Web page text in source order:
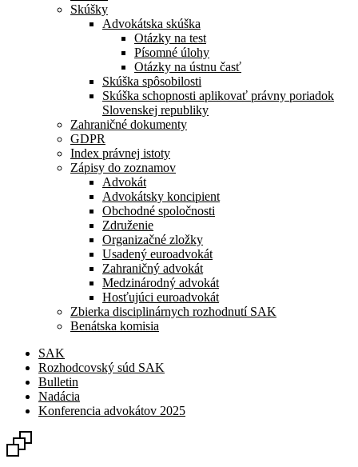
Skúšky
Advokátska skúška
Otázky na test
Písomné úlohy
Otázky na ústnu časť
Skúška spôsobilosti
Skúška schopnosti aplikovať právny poriadok
Slovenskej republiky
Zahraničné dokumenty
GDPR
Index právnej istoty
Zápisy do zoznamov
Advokát
Advokátsky koncipient
Obchodné spoločnosti
Združenie
Organizačné zložky
Usadený euroadvokát
Zahraničný advokát
Medzinárodný advokát
Hosťujúci euroadvokát
Zbierka disciplinárnych rozhodnutí SAK
Benátska komisia
SAK
Rozhodcovský súd SAK
Bulletin
Nadácia
Konferencia advokátov 2025